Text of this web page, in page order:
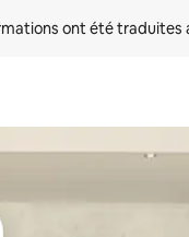
ont été